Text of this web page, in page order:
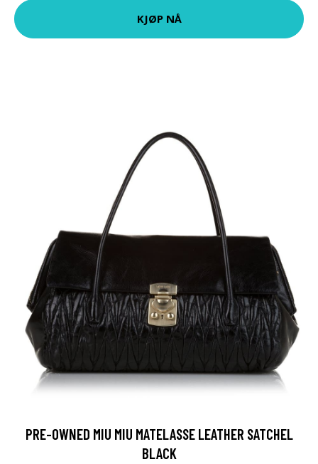
KJØP NÅ
PRE-OWNED MIU MIU MATELASSE LEATHER SATCHEL
BLACK